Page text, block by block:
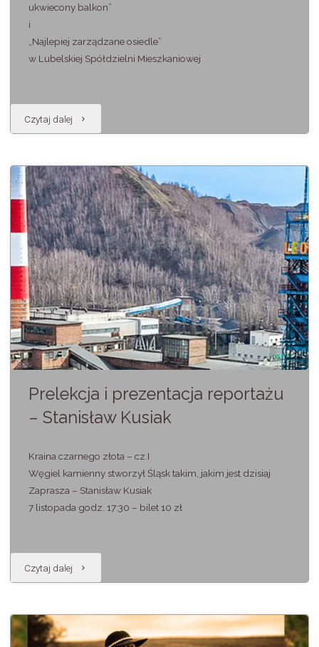
ukwiecony balkon”
i
„Najlepiej zarządzane osiedle”
w Lubelskiej Spółdzielni Mieszkaniowej
Czytaj dalej "XXV
konkursu"
Prelekcja i prezentacja reportażu
– Stanisław Kusiak
Kraina czarnego złota – cz.I
Węgiel kamienny stworzył Śląsk takim, jakim jest dzisiaj
Zaprasza – Stanisław Kusiak
7 listopada godz. 17:30 – bilet 10 zł
Czytaj dalej "Prelekcja